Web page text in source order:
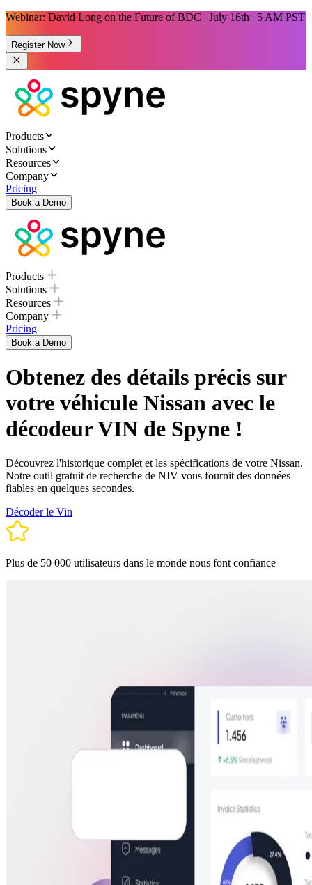
Webinar: David Long on the Future of BDC | July 16th | 5 AM PST
Register Now
Products
Solutions
Resources
Company
Pricing
Book a Demo
Products
Solutions
Resources
Company
Pricing
Book a Demo
Obtenez des détails précis sur
votre véhicule Nissan avec le
décodeur VIN de Spyne !
Découvrez l'historique complet et les spécifications de votre Nissan.
Notre outil gratuit de recherche de NIV vous fournit des données
fiables en quelques secondes.
Décoder le Vin
Plus de 50 000 utilisateurs dans le monde nous font confiance